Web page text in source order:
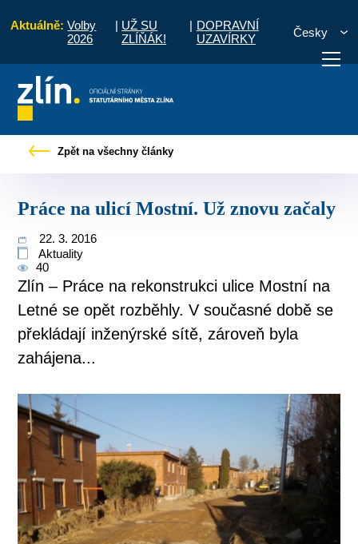
Aktuálně: Volby
2026
| UŽ SU
ZLÍŇÁK!
| DOPRAVNÍ
UZAVÍRKY
Česky
vyřídit Potřebuji zaplatit
Zpět na všechny články
Práce na ulicí Mostní. Už znovu začaly
22. 3. 2016
Aktuality
40
Zlín – Práce na rekonstrukci ulice Mostní na
Letné se opět rozběhly. V současné době se
překládají inženýrské sítě, zároveň byla
zahájena...